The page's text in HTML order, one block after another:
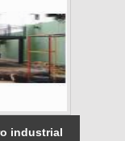
industrial